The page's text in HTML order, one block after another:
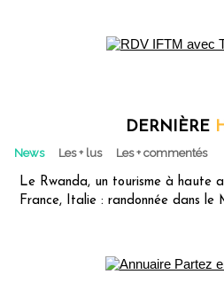
DERNIÈRE
News Les + lus Les + commentés
Le Rwanda, un tourisme à haute
France, Italie : randonnée dans le